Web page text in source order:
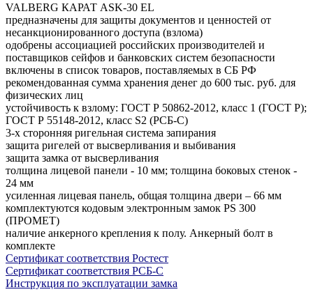
VALBERG КАРАТ ASK-30 EL
предназначены для защиты документов и ценностей от
несанкционированного доступа (взлома)
одобрены ассоциацией российских производителей и
поставщиков сейфов и банковских систем безопасности
включены в список товаров, поставляемых в СБ РФ
рекомендованная сумма хранения денег до 600 тыс. руб. для
физических лиц
устойчивость к взлому: ГОСТ Р 50862-2012, класс 1 (ГОСТ Р);
ГОСТ Р 55148-2012, класс S2 (РСБ-С)
3-х сторонняя ригельная система запирания
защита ригелей от высверливания и выбивания
защита замка от высверливания
толщина лицевой панели - 10 мм; толщина боковых стенок -
24 мм
усиленная лицевая панель, общая толщина двери – 66 мм
комплектуются кодовым электронным замок PS 300
(ПРОМЕТ)
наличие анкерного крепления к полу. Анкерный болт в
комплекте
Сертификат соответствия Ростест
Сертификат соответствия РСБ-С
Инструкция по эксплуатации замка